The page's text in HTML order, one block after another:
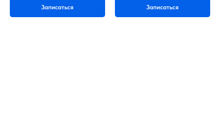
Записаться Записаться